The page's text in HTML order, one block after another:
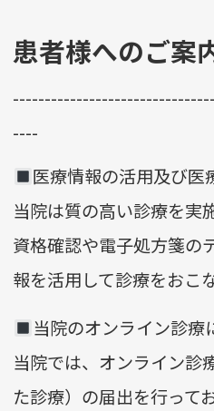
患者様へのご案
----
医療情報の活用及び医
当院は質の高い診療を実
資格確認や電子処方箋の
報を活用して診療をおこ
当院のオンライン診療
当院では、オンライン診
た診療）の届出を行って